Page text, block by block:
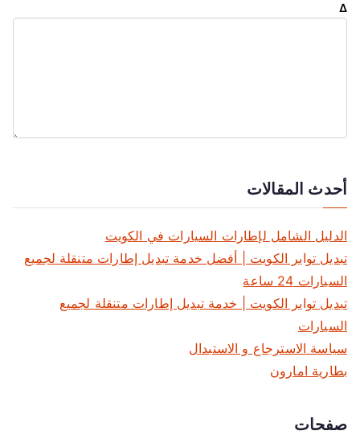
Δ
أحدث المقالات
الدليل الشامل لإطارات السيارات في الكويت
تبديل تواير الكويت | أفضل خدمة تبديل إطارات متنقلة لجميع
السيارات 24 ساعة
تبديل تواير الكويت | خدمة تبديل إطارات متنقلة لجميع
السيارات
سياسة الاسترجاع و الاستبدال
بطارية امارون
صفحات